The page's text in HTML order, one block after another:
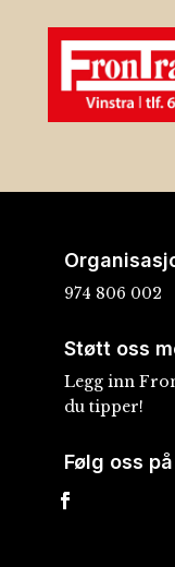
974 806 002
Støtt oss
Legg inn
du tipper!
Følg oss